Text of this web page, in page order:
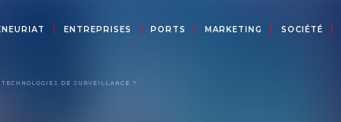
ENTREPRISES PORTS MARKETING SOCIÉTÉ
DE SURVEILLANCE ?